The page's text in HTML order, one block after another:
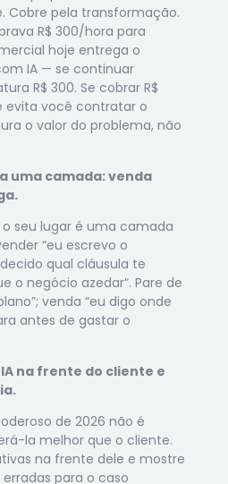
Cobre pela transformação.
R$ 300/hora para
hoje entrega o
IA — se continuar
R$ 300. Se cobrar R$
evita você contratar o
o valor do problema, não
uma camada: venda
o seu lugar é uma camada
“eu escrevo o
qual cláusula te
o negócio azedar”. Pare de
venda “eu digo onde
antes de gastar o
na frente do cliente e
de 2026 não é
la melhor que o cliente.
na frente dele e mostre
para o caso